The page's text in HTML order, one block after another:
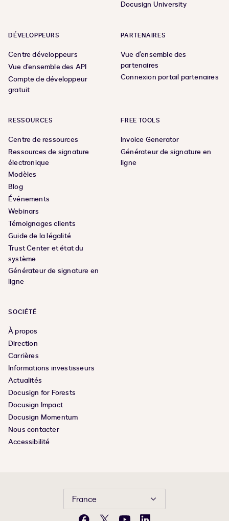
Docusign University
DÉVELOPPEURS
Centre développeurs
Vue d’ensemble des API
Compte de développeur
gratuit
PARTENAIRES
Vue d'ensemble des
partenaires
Connexion portail partenaires
RESSOURCES
Centre de ressources
Ressources de signature
électronique
Modèles
Blog
Événements
Webinars
Témoignages clients
Guide de la légalité
Trust Center et état du
système
Générateur de signature en
ligne
FREE TOOLS
Invoice Generator
Générateur de signature en
ligne
SOCIÉTÉ
À propos
Direction
Carrières
Informations investisseurs
Actualités
Docusign for Forests
Docusign Impact
Docusign Momentum
Nous contacter
Accessibilité
France